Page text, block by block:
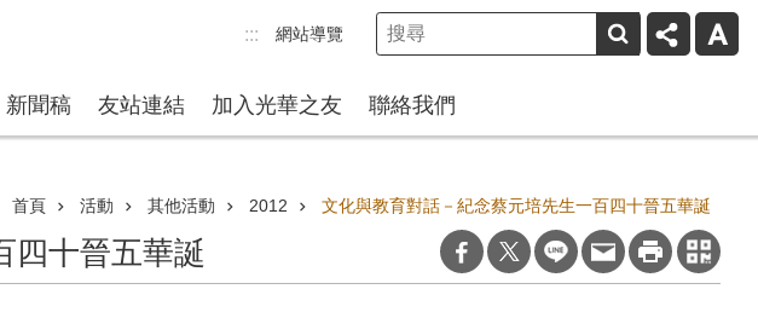
::: 網站導覽
新聞稿 友站連結 加入光華之友 聯絡我們
首頁 活動 其他活動 2012 文化與教育對話－紀念蔡元培先生一百四十晉五華誕
四十晉五華誕